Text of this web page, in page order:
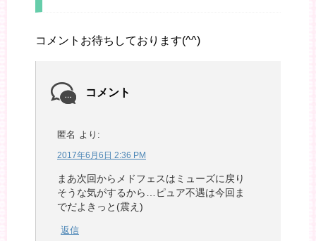
コメントお待ちしております(^^)
コメント
匿名 より:
2017年6月6日 2:36 PM
まあ次回からメドフェスはミューズに戻り
そうな気がするから…ピュア不遇は今回ま
でだよきっと(震え)
返信